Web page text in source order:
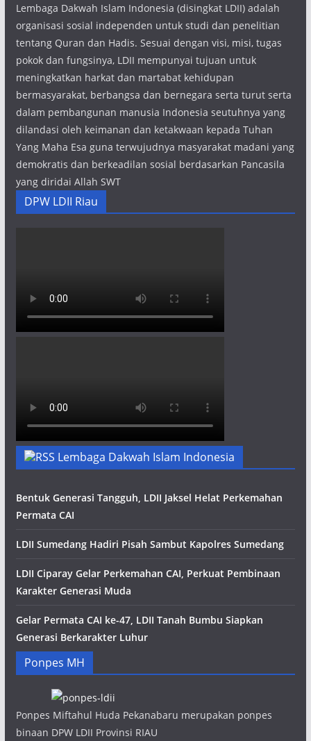
Lembaga Dakwah Islam Indonesia (disingkat LDII) adalah
organisasi sosial independen untuk studi dan penelitian
tentang Quran dan Hadis. Sesuai dengan visi, misi, tugas
pokok dan fungsinya, LDII mempunyai tujuan untuk
meningkatkan harkat dan martabat kehidupan
bermasyarakat, berbangsa dan bernegara serta turut serta
dalam pembangunan manusia Indonesia seutuhnya yang
dilandasi oleh keimanan dan ketakwaan kepada Tuhan
Yang Maha Esa guna terwujudnya masyarakat madani yang
demokratis dan berkeadilan sosial berdasarkan Pancasila
yang diridai Allah SWT
DPW LDII Riau
Lembaga Dakwah Islam Indonesia
Bentuk Generasi Tangguh, LDII Jaksel Helat Perkemahan
Permata CAI
LDII Sumedang Hadiri Pisah Sambut Kapolres Sumedang
LDII Ciparay Gelar Perkemahan CAI, Perkuat Pembinaan
Karakter Generasi Muda
Gelar Permata CAI ke-47, LDII Tanah Bumbu Siapkan
Generasi Berkarakter Luhur
Ponpes MH
Ponpes Miftahul Huda Pekanabaru merupakan ponpes
binaan DPW LDII Provinsi RIAU